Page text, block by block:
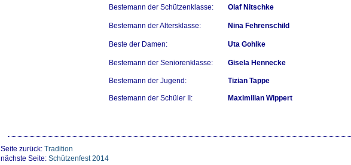
Bestemann der Schützenklasse: Olaf Nitschke
Bestemann der Altersklasse: Nina Fehrenschild
Beste der Damen: Uta Gohlke
Bestemann der Seniorenklasse: Gisela Hennecke
Bestemann der Jugend: Tizian Tappe
Bestemann der Schüler II: Maximilian Wippert
Seite zurück: Tradition
nächste Seite: Schützenfest 2014